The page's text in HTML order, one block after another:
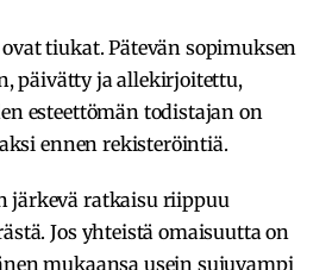
tiukat. Pätevän sopimuksen
päivätty ja allekirjoitettu,
esteettömän todistajan on
ennen rekisteröintiä.
järkevä ratkaisu riippuu
Jos yhteistä omaisuutta on
mukaansa usein sujuvampi